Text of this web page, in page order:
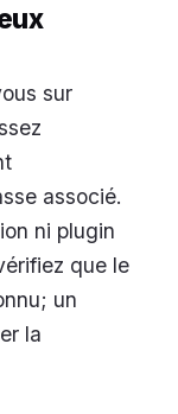
sur
associé.
ni plugin
que le
un
la